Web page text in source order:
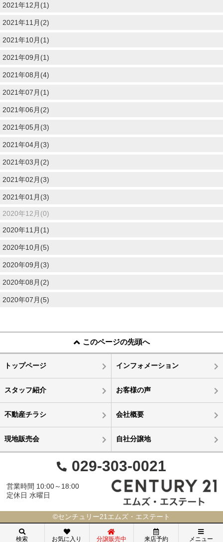
2021年12月(1)
2021年11月(2)
2021年10月(1)
2021年09月(1)
2021年08月(4)
2021年07月(1)
2021年06月(2)
2021年05月(3)
2021年04月(3)
2021年03月(2)
2021年02月(3)
2021年01月(3)
2020年12月(0)
2020年11月(1)
2020年10月(5)
2020年09月(3)
2020年08月(2)
2020年07月(5)
このページの先頭へ
トップページ インフォメーション
スタッフ紹介 お客様の声
不動産チラシ 会社概要
現地販売会 自社分譲地
029-303-0021
営業時間 10:00～18:00
定休日 水曜日
©センチュリー21エムズ・エステート
検索 お気に入り 分譲販売中 来店予約 メニュー